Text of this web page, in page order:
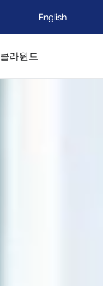
English
클라윈드